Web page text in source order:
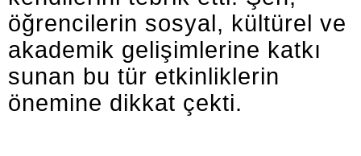
öğrencilerin sosyal, kültürel ve
akademik gelişimlerine katkı
sunan bu tür etkinliklerin
önemine dikkat çekti.